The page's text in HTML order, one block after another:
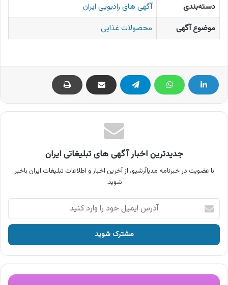
دسته‌بندی
آگهی های رادیویی ایران
موضوع آگهی
محصولات غذایی
جدیدترین اخبار آگهی های تبلیغاتی ایران
با عضویت در خبرنامه مدیاآرشیو، از آخرین اخبار و اطلاعات تبلیغات ایران باخبر
شوید.
آدرس
ایمیل
خود
وارد
کنید
آگهی